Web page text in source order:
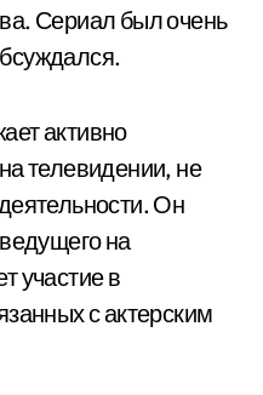
Сериал был очень
активно
телевидении, не
Он
на
участие в
с актерским